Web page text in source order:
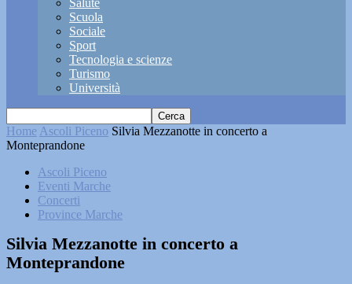
Salute
Scuola
Sociale
Sport
Tecnologia e scienze
Turismo
Università
Home Ascoli Piceno Silvia Mezzanotte in concerto a
Monteprandone
Ascoli Piceno
Eventi Marche
Concerti
Province Marche
Silvia Mezzanotte in concerto a
Monteprandone